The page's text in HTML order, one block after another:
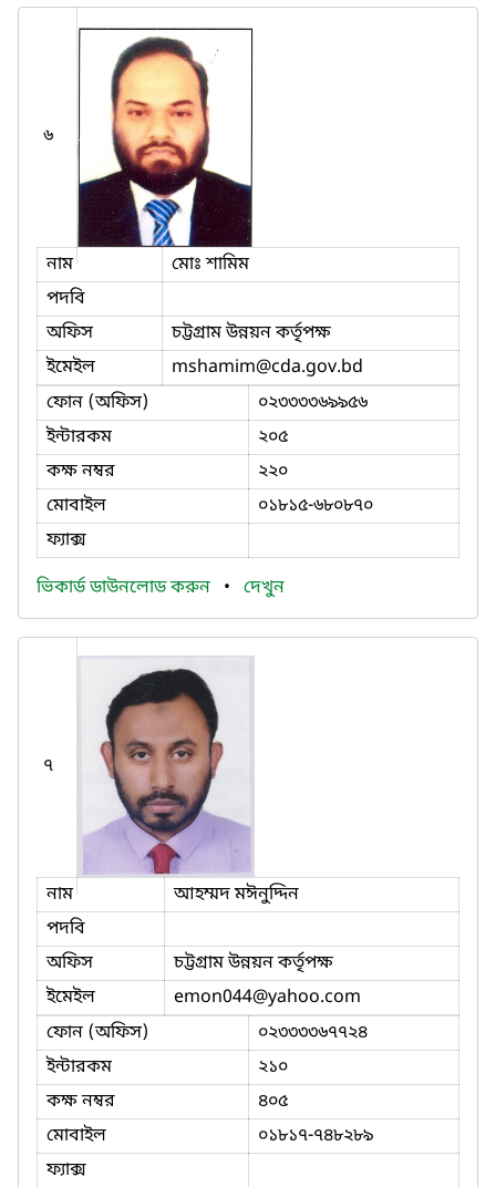
৬
নাম
মোঃ শামিম
পদবি
অফিস
চট্টগ্রাম উন্নয়ন কর্তৃপক্ষ
ইমেইল
mshamim@cda.gov.bd
ফোন (অফিস)
০২৩৩৩৩৬৯৯৫৬
ইন্টারকম
২০৫
কক্ষ নম্বর
২২০
মোবাইল
০১৮১৫-৬৮০৮৭০
ফ্যাক্স
ভিকার্ড ডাউনলোড করুন • দেখুন
৭
নাম
আহম্মদ মঈনুদ্দিন
পদবি
অফিস
চট্টগ্রাম উন্নয়ন কর্তৃপক্ষ
ইমেইল
emon044@yahoo.com
ফোন (অফিস)
০২৩৩৩৩৬৭৭২৪
ইন্টারকম
২১০
কক্ষ নম্বর
৪০৫
মোবাইল
০১৮১৭-৭৪৮২৮৯
ফ্যাক্স